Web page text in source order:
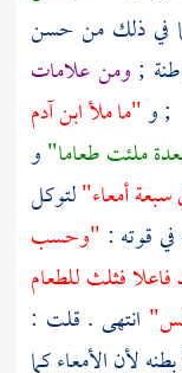
في ذلك من حسن
; ومن علامات
; و"ما ملأ ابن آدم
ملئت طعاما"و
أمعاء"لتوكل
في قوته : "وحسب
فثلث للطعام
انتهى . قلت :
لأن الأمعاء كما